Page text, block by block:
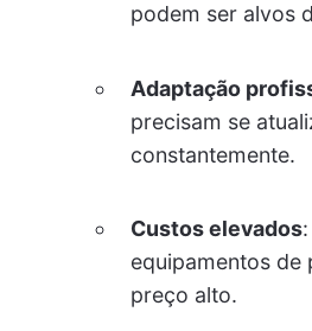
podem ser alvos
Adaptação
precisam se
constantemente.
Custos elevados
equipamentos de
preço alto.